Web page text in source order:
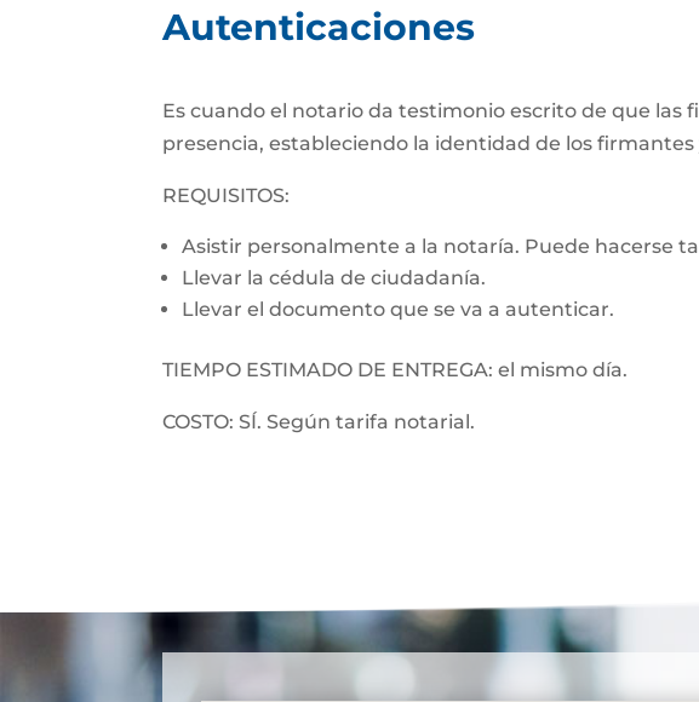
Autenticaciones
Es cuando el notario da testimonio escrito de que
presencia, estableciendo la identidad de los
REQUISITOS:
Asistir personalmente a la notaría. Puede hacerse
Llevar la cédula de ciudadanía.
Llevar el documento que se va a autenticar.
TIEMPO ESTIMADO DE ENTREGA: el mismo día.
COSTO: SÍ. Según tarifa notarial.